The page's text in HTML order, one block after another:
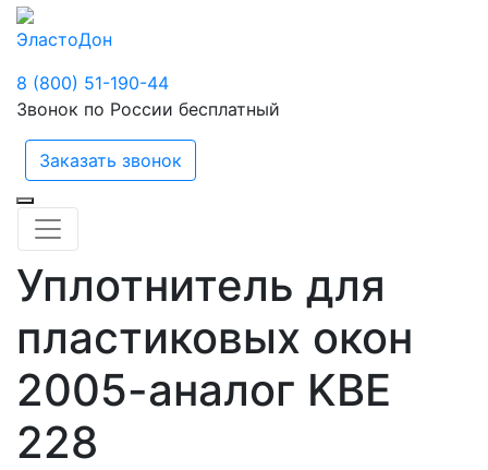
ЭластоДон
8 (800) 51-190-44
Звонок по России бесплатный
Заказать звонок
Уплотнитель для
пластиковых окон
2005-аналог KBE
228